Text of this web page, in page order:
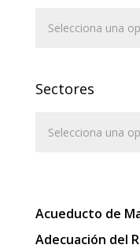
Sectores
Acueducto de
Adecuación del